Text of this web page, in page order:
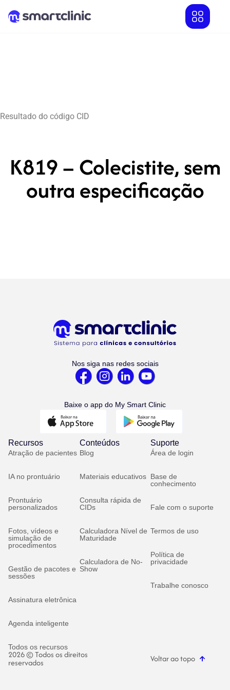
Resultado do código CID
K819 – Colecistite, sem
outra especificação
Nos siga nas redes sociais
Baixe o app do My Smart Clinic
Recursos
Atração de pacientes
IA no prontuário
Prontuário
personalizados
Fotos, vídeos e
simulação de
procedimentos
Gestão de pacotes e
sessões
Assinatura eletrônica
Agenda inteligente
Todos os recursos
Conteúdos
Blog
Materiais educativos
Consulta rápida de
CIDs
Calculadora Nível de
Maturidade
Calculadora de No-
Show
Suporte
Área de login
Base de
conhecimento
Fale com o suporte
Termos de uso
Política de
privacidade
Trabalhe conosco
2026 © Todos os direitos
reservados Voltar ao topo